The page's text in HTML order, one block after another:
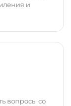
и
вопросы со